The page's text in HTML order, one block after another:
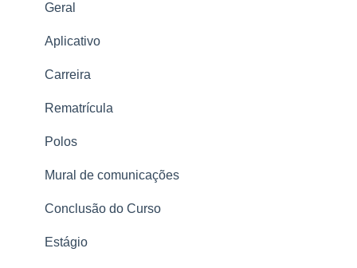
LGPD
Geral
Aplicativo
Carreira
Rematrícula
Polos
Mural de comunicações
Conclusão do Curso
Estágio